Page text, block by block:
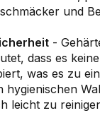
und
-
dass es
was es zu
hygienischen
leicht zu